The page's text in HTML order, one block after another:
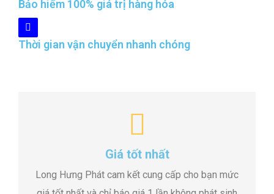
Bảo hiểm 100% giá trị hàng hóa
Thời gian vận chuyển nhanh chóng
Giá tốt nhất
Long Hưng Phát cam kết cung cấp cho bạn mức